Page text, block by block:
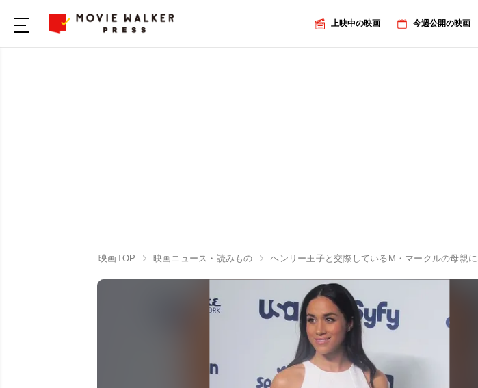
上映中の映画 今週公開の映画
映画TOP 映画ニュース・読みもの ヘンリー王子と交際しているM・マークルの母親